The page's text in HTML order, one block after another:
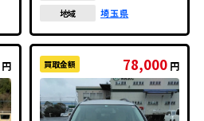
地域 埼玉県
円 買取金額 78,000 円